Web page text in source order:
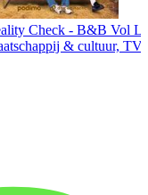
Check - B&B Vol
& cultuur,